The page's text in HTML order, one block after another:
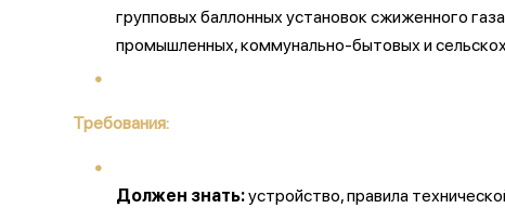
групповых баллонных установок сжиженного
промышленных, коммунально-бытовых и
Требования:
Должен знать:устройство, правила